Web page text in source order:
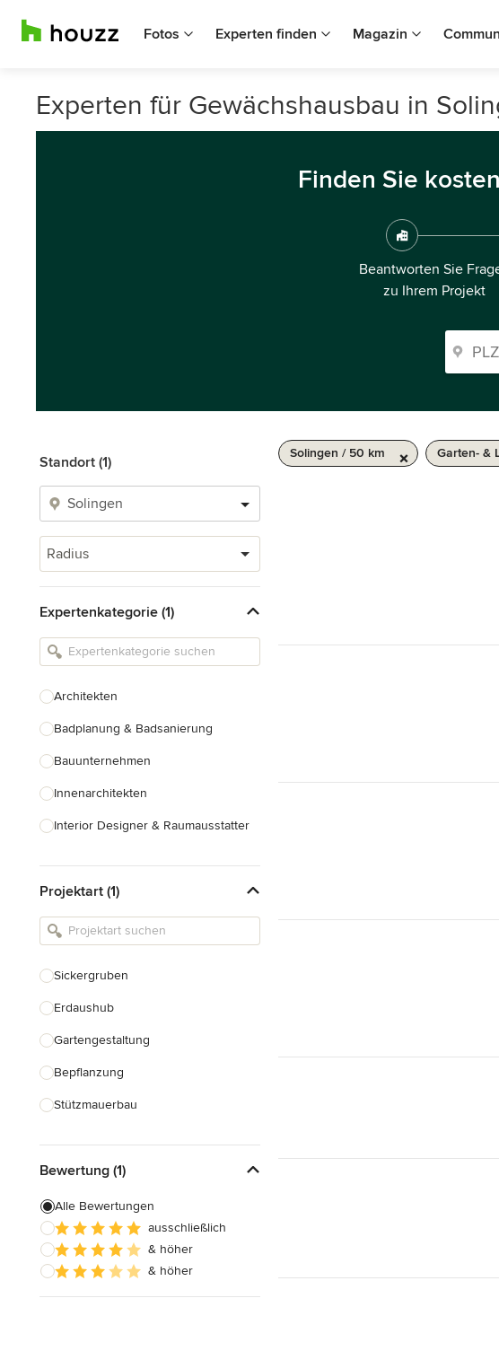
Fotos Experten finden Magazin
Experten für Gewächshausbau in
Finden Sie
Beantworten Sie
zu Ihrem Projekt
Standort (1)
Radius
Expertenkategorie (1)
Architekten
Badplanung & Badsanierung
Bauunternehmen
Innenarchitekten
Interior Designer & Raumausstatter
Landschaftsarchitekten
Armaturen & Sanitärbedarf
Einbauschränke
Projektart (1)
Sickergruben
Erdaushub
Gartengestaltung
Bepflanzung
Stützmauerbau
Gewächshausbau
Teichbau
Alle anzeigen
Bewertung (1)
Alle Bewertungen
ausschließlich
& höher
& höher
Solingen / 50 km Garten- &